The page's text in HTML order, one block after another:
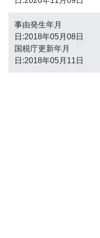
事由発生年月
日:2018年05月08日
国税庁更新年月
日:2018年05月11日